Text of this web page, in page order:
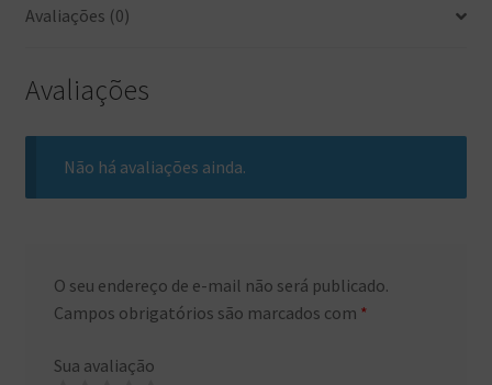
Avaliações (0)
Avaliações
Não há avaliações ainda.
O seu endereço de e-mail não será publicado.
Campos obrigatórios são marcados com *
Sua avaliação